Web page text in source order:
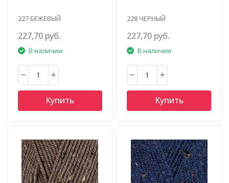
227 БЕЖЕВЫЙ
227,70 руб.
В наличии
Купить
228 ЧЕРНЫЙ
227,70 руб.
В наличии
Купить